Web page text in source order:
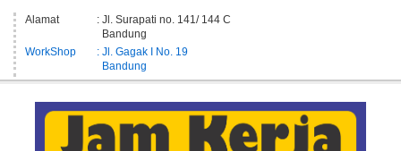
Alamat
: Jl. Surapati no. 141/ 144 C
Bandung
WorkShop
: Jl. Gagak I No. 19
Bandung